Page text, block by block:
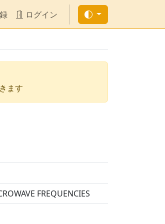
ログイン
ます
FREQUENCIES